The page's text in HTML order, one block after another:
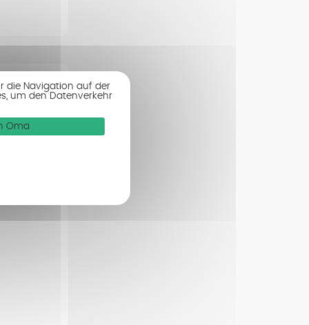
die Navigation auf der
um den Datenverkehr
Oma